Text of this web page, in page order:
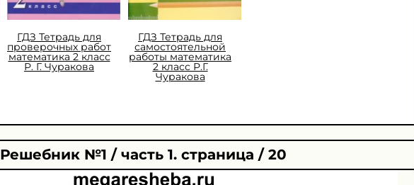
ГДЗ Тетрадь для
проверочных работ
математика 2 класс
Р. Г. Чуракова
ГДЗ Тетрадь для
самостоятельной
работы математика
2 класс Р.Г.
Чуракова
Решебник №1 / часть 1. страница / 20